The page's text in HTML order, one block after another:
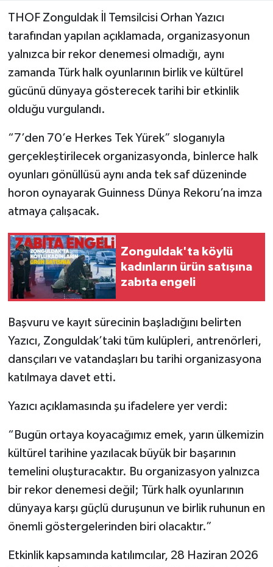
THOF Zonguldak İl Temsilcisi Orhan Yazıcı
tarafından yapılan açıklamada, organizasyonun
yalnızca bir rekor denemesi olmadığı, aynı
zamanda Türk halk oyunlarının birlik ve kültürel
gücünü dünyaya gösterecek tarihi bir etkinlik
olduğu vurgulandı.
“7’den 70’e Herkes Tek Yürek” sloganıyla
gerçekleştirilecek organizasyonda, binlerce halk
oyunları gönüllüsü aynı anda tek saf düzeninde
horon oynayarak Guinness Dünya Rekoru’na imza
atmaya çalışacak.
Zonguldak'ta köylü
kadınların ürün satışına
zabıta engeli
Başvuru ve kayıt sürecinin başladığını belirten
Yazıcı, Zonguldak’taki tüm kulüpleri, antrenörleri,
dansçıları ve vatandaşları bu tarihi organizasyona
katılmaya davet etti.
Yazıcı açıklamasında şu ifadelere yer verdi:
“Bugün ortaya koyacağımız emek, yarın ülkemizin
kültürel tarihine yazılacak büyük bir başarının
temelini oluşturacaktır. Bu organizasyon yalnızca
bir rekor denemesi değil; Türk halk oyunlarının
dünyaya karşı güçlü duruşunun ve birlik ruhunun en
önemli göstergelerinden biri olacaktır.”
Etkinlik kapsamında katılımcılar, 28 Haziran 2026